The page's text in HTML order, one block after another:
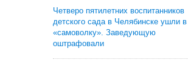
Четверо пятилетних воспитанников
детского сада в Челябинске ушли в
«самоволку». Заведующую
оштрафовали